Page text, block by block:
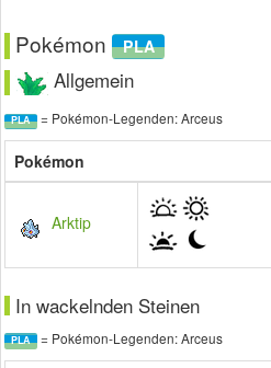
Pokémon PLA
Allgemein
PLA = Pokémon-Legenden: Arceus
Pokémon
Arktip
In wackelnden Steinen
PLA = Pokémon-Legenden: Arceus